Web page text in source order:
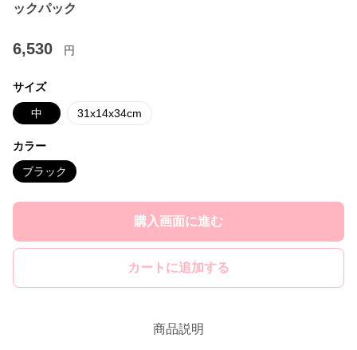
ックパック
6,530 円
サイズ
中 31x14x34cm
カラー
ブラック
購入画面に進む
カートに追加する
商品説明